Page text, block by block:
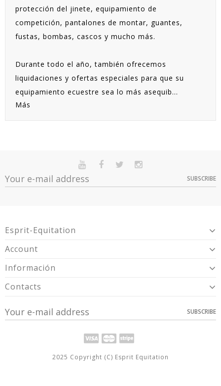
protección del jinete, equipamiento de
competición, pantalones de montar, guantes,
fustas, bombas, cascos y mucho más.
Durante todo el año, también ofrecemos
liquidaciones y ofertas especiales para que su
equipamiento ecuestre sea lo más asequib...
Más
SUBSCRIBE
Esprit-Equitation
Account
Información
Contacts
2025 Copyright (C) Esprit Equitation
SUBSCRIBE